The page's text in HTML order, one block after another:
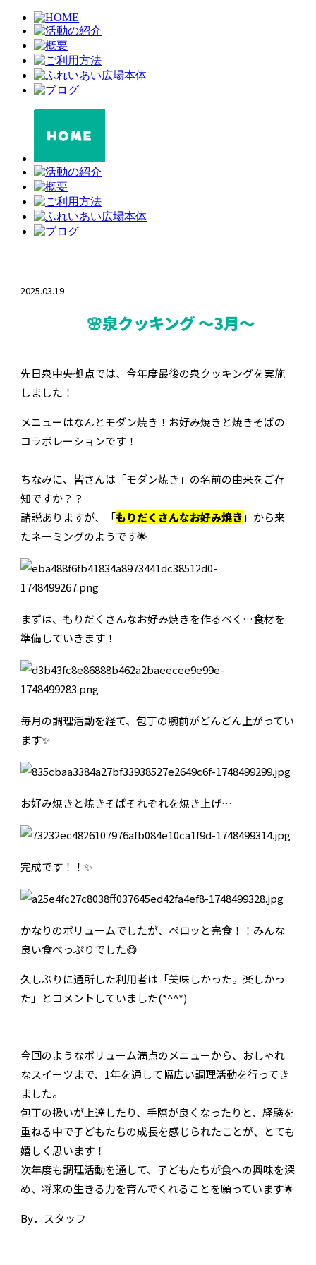
2025.03.19
🌸泉クッキング ～3月～
先日泉中央拠点では、今年度最後の泉クッキングを実施
しました！
メニューはなんとモダン焼き！お好み焼きと焼きそばの
コラボレーションです！
ちなみに、皆さんは「モダン焼き」の名前の由来をご存
知ですか？？
諸説ありますが、「もりだくさんなお好み焼き 」から来
たネーミングのようです🌟
まずは、もりだくさんなお好み焼きを作るべく…食材を
準備していきます！
毎月の調理活動を経て、包丁の腕前がどんどん上がってい
ます✨
お好み焼きと焼きそばそれぞれを焼き上げ…
完成です！！✨
かなりのボリュームでしたが、ペロッと完食！！みんな
良い食べっぷりでした😋
久しぶりに通所した利用者は「美味しかった。楽しかっ
た」とコメントしていました(*^^*)
今回のようなボリューム満点のメニューから、おしゃれ
なスイーツまで、1年を通して幅広い調理活動を行ってき
ました。
包丁の扱いが上達したり、手際が良くなったりと、経験を
重ねる中で子どもたちの成長を感じられたことが、とても
嬉しく思います！
次年度も調理活動を通して、子どもたちが食への興味を深
め、将来の生きる力を育んでくれることを願っています🌟
By．スタッフ